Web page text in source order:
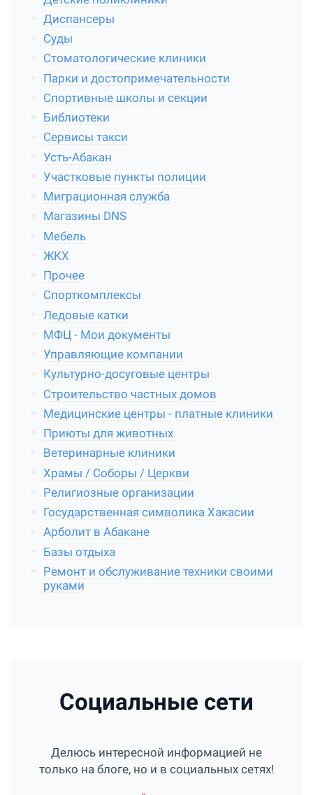
Диспансеры
Суды
Стоматологические клиники
Парки и достопримечательности
Спортивные школы и секции
Библиотеки
Сервисы такси
Усть-Абакан
Участковые пункты полиции
Миграционная служба
Магазины DNS
Мебель
ЖКХ
Прочее
Спорткомплексы
Ледовые катки
МФЦ - Мои документы
Управляющие компании
Культурно-досуговые центры
Строительство частных домов
Медицинские центры - платные клиники
Приюты для животных
Ветеринарные клиники
Храмы / Соборы / Церкви
Религиозные организации
Государственная символика Хакасии
Арболит в Абакане
Базы отдыха
Ремонт и обслуживание техники своими
руками
Социальные сети
Делюсь интересной информацией не
только на блоге, но и в социальных сетях!